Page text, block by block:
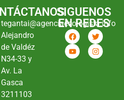
tegantai@agenciaecologista.info
Alejandro
de Valdéz
N34-33 y
Av. La
Gasca
3211103
SIGUENOS
EN REDES